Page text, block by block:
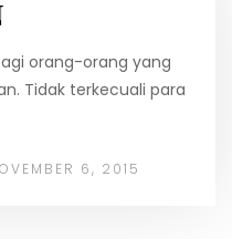
orang-orang yang
Tidak terkecuali para
6, 2015